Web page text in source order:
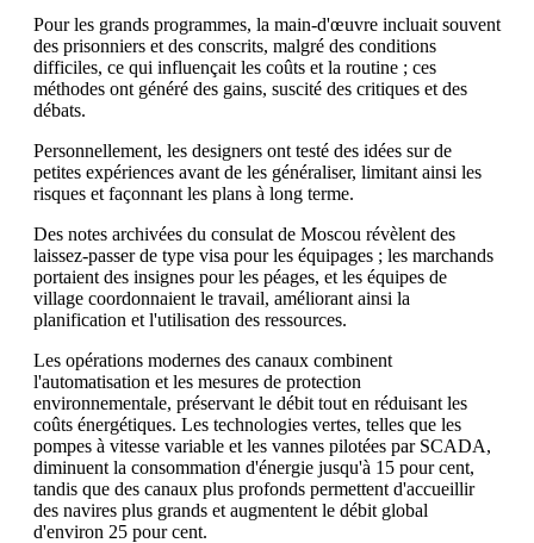
Pour les grands programmes, la main-d'œuvre incluait souvent
des prisonniers et des conscrits, malgré des conditions
difficiles, ce qui influençait les coûts et la routine ; ces
méthodes ont généré des gains, suscité des critiques et des
débats.
Personnellement, les designers ont testé des idées sur de
petites expériences avant de les généraliser, limitant ainsi les
risques et façonnant les plans à long terme.
Des notes archivées du consulat de Moscou révèlent des
laissez-passer de type visa pour les équipages ; les marchands
portaient des insignes pour les péages, et les équipes de
village coordonnaient le travail, améliorant ainsi la
planification et l'utilisation des ressources.
Les opérations modernes des canaux combinent
l'automatisation et les mesures de protection
environnementale, préservant le débit tout en réduisant les
coûts énergétiques. Les technologies vertes, telles que les
pompes à vitesse variable et les vannes pilotées par SCADA,
diminuent la consommation d'énergie jusqu'à 15 pour cent,
tandis que des canaux plus profonds permettent d'accueillir
des navires plus grands et augmentent le débit global
d'environ 25 pour cent.